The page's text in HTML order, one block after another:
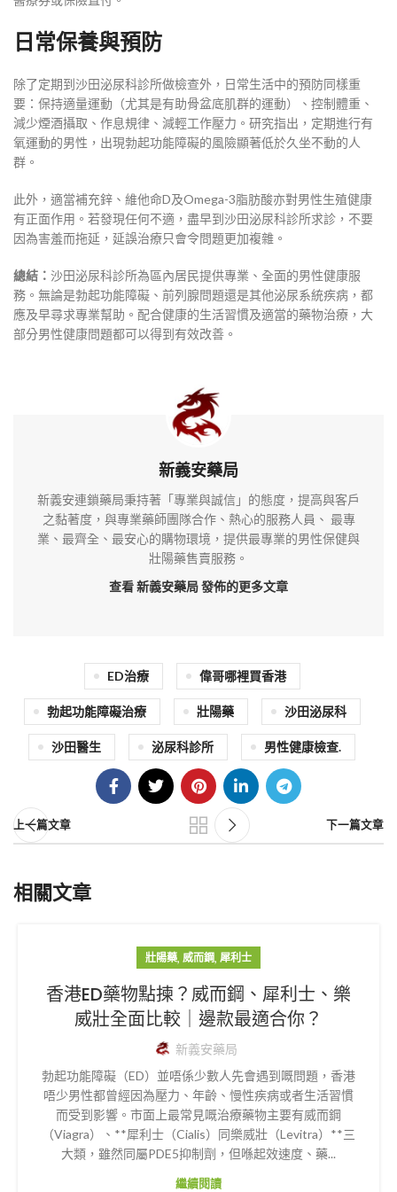
日常保養與預防
除了定期到沙田泌尿科診所做檢查外，日常生活中的預防同樣重
要：保持適量運動（尤其是有助骨盆底肌群的運動）、控制體重、
減少煙酒攝取、作息規律、減輕工作壓力。研究指出，定期進行有
氧運動的男性，出現勃起功能障礙的風險顯著低於久坐不動的人
群。
此外，適當補充鋅、維他命D及Omega-3脂肪酸亦對男性生殖健康
有正面作用。若發現任何不適，盡早到沙田泌尿科診所求診，不要
因為害羞而拖延，延誤治療只會令問題更加複雜。
總結： 沙田泌尿科診所為區內居民提供專業、全面的男性健康服
務。無論是勃起功能障礙、前列腺問題還是其他泌尿系統疾病，都
應及早尋求專業幫助。配合健康的生活習慣及適當的藥物治療，大
部分男性健康問題都可以得到有效改善。
新義安藥局
新義安連鎖藥局秉持著「專業與誠信」的態度，提高與客戶
之黏著度，與專業藥師團隊合作、熱心的服務人員、 最專
業、最齊全、最安心的購物環境，提供最專業的男性保健與
壯陽藥售賣服務。
查看 新義安藥局發佈的更多文章
ED治療 偉哥哪裡買香港
勃起功能障礙治療 壯陽藥 沙田泌尿科
沙田醫生 泌尿科診所 男性健康檢查.
上一篇文章 下一篇文章
相關文章
壯陽藥, 威而鋼, 犀利士
香港ED藥物點揀？威而鋼、犀利士、樂
威壯全面比較｜邊款最適合你？
新義安藥局
勃起功能障礙（ED）並唔係少數人先會遇到嘅問題，香港
唔少男性都曾經因為壓力、年齡、慢性疾病或者生活習慣
而受到影響。市面上最常見嘅治療藥物主要有威而鋼
（Viagra）、**犀利士（Cialis）同樂威壯（Levitra）**三
大類，雖然同屬PDE5抑制劑，但喺起效速度、藥...
繼續閱讀